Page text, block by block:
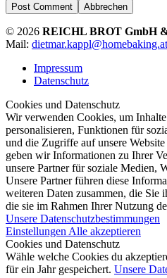
Abbrechen
© 2026 REICHL BROT GmbH
Mail: dietmar.kappl@homebaking.at
Impressum
Datenschutz
Cookies und Datenschutz
Wir verwenden Cookies, um
personalisieren, Funktionen für
und die Zugriffe auf unsere
geben wir Informationen zu Ihrer
unsere Partner für soziale Medien,
Unsere Partner führen diese
weiteren Daten zusammen, die Sie
die sie im Rahmen Ihrer Nutzung
Unsere Datenschutzbestimmungen
Einstellungen Alle akzeptieren
Cookies und Datenschutz
Wähle welche Cookies du
für ein Jahr gespeichert. Unsere